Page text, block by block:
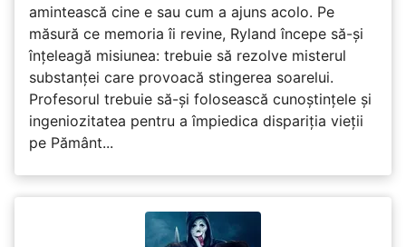
amintească cine e sau cum a ajuns acolo. Pe
măsură ce memoria îi revine, Ryland începe să-și
înțeleagă misiunea: trebuie să rezolve misterul
substanței care provoacă stingerea soarelui.
Profesorul trebuie să-și folosească cunoștințele și
ingeniozitatea pentru a împiedica dispariția vieții
pe Pământ...